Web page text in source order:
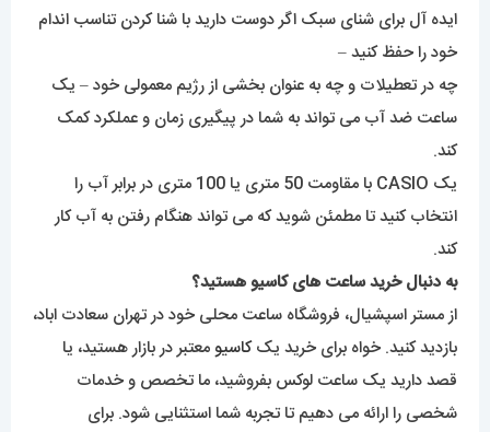
ایده آل برای شنای سبک اگر دوست دارید با شنا کردن تناسب اندام
خود را حفظ کنید –
چه در تعطیلات و چه به عنوان بخشی از رژیم معمولی خود – یک
ساعت ضد آب می تواند به شما در پیگیری زمان و عملکرد کمک
کند.
یک CASIO با مقاومت 50 متری یا 100 متری در برابر آب را
انتخاب کنید تا مطمئن شوید که می تواند هنگام رفتن به آب کار
کند.
به دنبال خرید ساعت های کاسیو هستید؟
از مستر اسپشیال، فروشگاه ساعت محلی خود در تهران سعادت اباد،
بازدید کنید. خواه برای خرید یککاسیومعتبر در بازار هستید، یا
قصد دارید یک ساعت لوکس بفروشید، ما تخصص و خدمات
شخصی را ارائه می دهیم تا تجربه شما استثنایی شود. برای